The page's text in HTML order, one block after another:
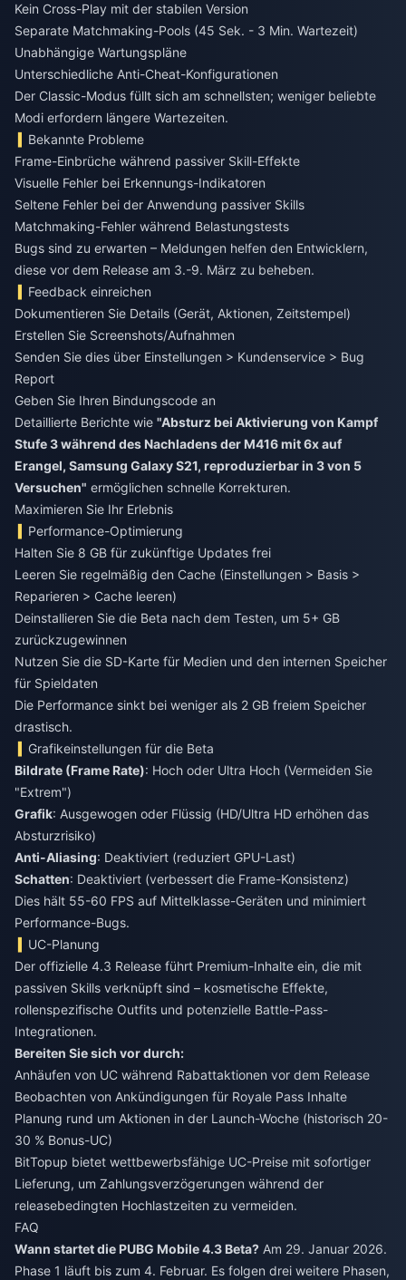
Kein Cross-Play mit der stabilen Version
Separate Matchmaking-Pools (45 Sek. - 3 Min. Wartezeit)
Unabhängige Wartungspläne
Unterschiedliche Anti-Cheat-Konfigurationen
Der Classic-Modus füllt sich am schnellsten; weniger beliebte
Modi erfordern längere Wartezeiten.
Bekannte Probleme
Frame-Einbrüche während passiver Skill-Effekte
Visuelle Fehler bei Erkennungs-Indikatoren
Seltene Fehler bei der Anwendung passiver Skills
Matchmaking-Fehler während Belastungstests
Bugs sind zu erwarten – Meldungen helfen den Entwicklern,
diese vor dem Release am 3.-9. März zu beheben.
Feedback einreichen
Dokumentieren Sie Details (Gerät, Aktionen, Zeitstempel)
Erstellen Sie Screenshots/Aufnahmen
Senden Sie dies über Einstellungen > Kundenservice > Bug
Report
Geben Sie Ihren Bindungscode an
Detaillierte Berichte wie "Absturz bei Aktivierung von Kampf
Stufe 3 während des Nachladens der M416 mit 6x auf
Erangel, Samsung Galaxy S21, reproduzierbar in 3 von 5
Versuchen" ermöglichen schnelle Korrekturen.
Maximieren Sie Ihr Erlebnis
Performance-Optimierung
Halten Sie 8 GB für zukünftige Updates frei
Leeren Sie regelmäßig den Cache (Einstellungen > Basis >
Reparieren > Cache leeren)
Deinstallieren Sie die Beta nach dem Testen, um 5+ GB
zurückzugewinnen
Nutzen Sie die SD-Karte für Medien und den internen Speicher
für Spieldaten
Die Performance sinkt bei weniger als 2 GB freiem Speicher
drastisch.
Grafikeinstellungen für die Beta
Bildrate (Frame Rate): Hoch oder Ultra Hoch (Vermeiden Sie
"Extrem")
Grafik: Ausgewogen oder Flüssig (HD/Ultra HD erhöhen das
Absturzrisiko)
Anti-Aliasing: Deaktiviert (reduziert GPU-Last)
Schatten: Deaktiviert (verbessert die Frame-Konsistenz)
Dies hält 55-60 FPS auf Mittelklasse-Geräten und minimiert
Performance-Bugs.
UC-Planung
Der offizielle 4.3 Release führt Premium-Inhalte ein, die mit
passiven Skills verknüpft sind – kosmetische Effekte,
rollenspezifische Outfits und potenzielle Battle-Pass-
Integrationen.
Bereiten Sie sich vor durch:
Anhäufen von UC während Rabattaktionen vor dem Release
Beobachten von Ankündigungen für Royale Pass Inhalte
Planung rund um Aktionen in der Launch-Woche (historisch 20-
30 % Bonus-UC)
BitTopup bietet wettbewerbsfähige UC-Preise mit sofortiger
Lieferung, um Zahlungsverzögerungen während der
releasebedingten Hochlastzeiten zu vermeiden.
FAQ
Wann startet die PUBG Mobile 4.3 Beta? Am 29. Januar 2026.
Phase 1 läuft bis zum 4. Februar. Es folgen drei weitere Phasen,